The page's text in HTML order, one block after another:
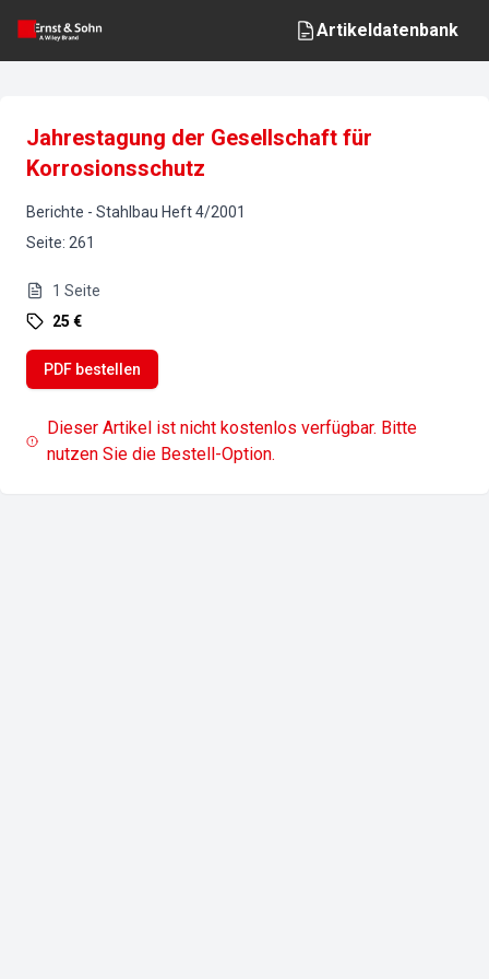
Artikeldatenbank
Jahrestagung der Gesellschaft für
Korrosionsschutz
Berichte - Stahlbau Heft4/2001
Seite: 261
1 Seite
25 €
PDF bestellen
Dieser Artikel ist nicht kostenlos verfügbar. Bitte
nutzen Sie die Bestell-Option.